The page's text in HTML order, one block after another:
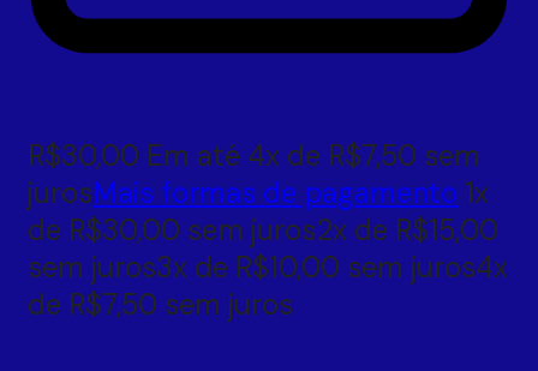
R$30,00 Em até 4x de R$7,50 sem
jurosMais formas de pagamento 1x
de R$30,00 sem juros2x de R$15,00
sem juros3x de R$10,00 sem juros4x
de R$7,50 sem juros